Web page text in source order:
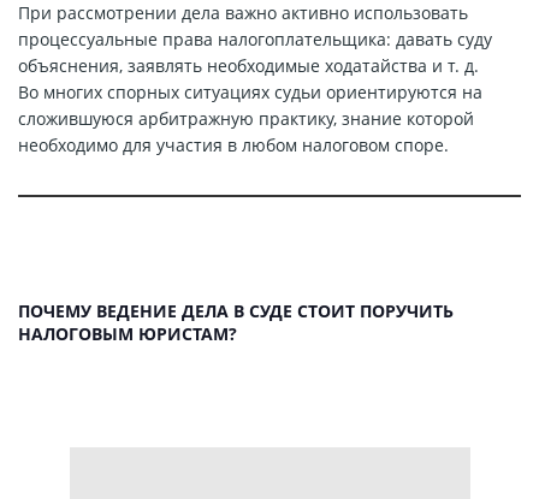
При рассмотрении дела важно активно использовать
процессуальные права налогоплательщика: давать суду
объяснения, заявлять необходимые ходатайства и т. д.
Во многих спорных ситуациях судьи ориентируются на
сложившуюся арбитражную практику, знание которой
необходимо для участия в любом налоговом споре.
ПОЧЕМУ ВЕДЕНИЕ ДЕЛА В СУДЕ СТОИТ ПОРУЧИТЬ
НАЛОГОВЫМ ЮРИСТАМ?